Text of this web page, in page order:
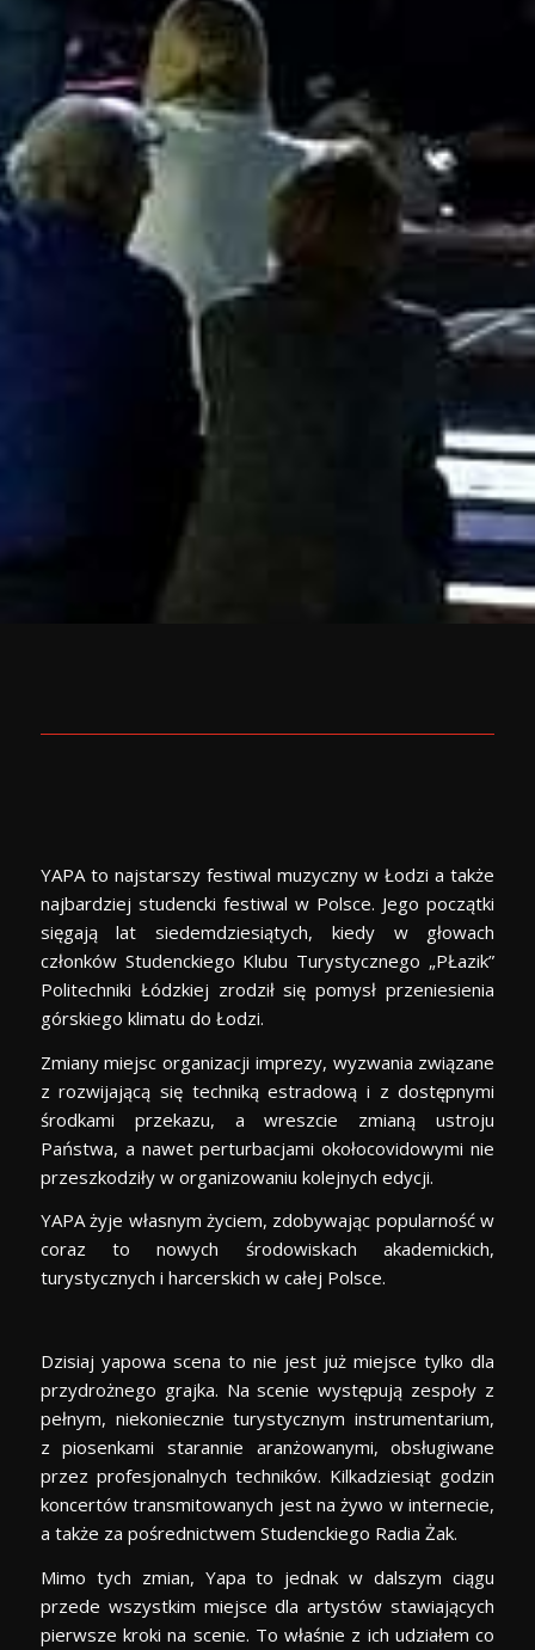
YAPA to najstarszy festiwal muzyczny w Łodzi a także
najbardziej studencki festiwal w Polsce. Jego początki
sięgają lat siedemdziesiątych, kiedy w głowach
członków Studenckiego Klubu Turystycznego „PŁazik”
Politechniki Łódzkiej zrodził się pomysł przeniesienia
górskiego klimatu do Łodzi.
Zmiany miejsc organizacji imprezy, wyzwania związane
z rozwijającą się techniką estradową i z dostępnymi
środkami przekazu, a wreszcie zmianą ustroju
Państwa, a nawet perturbacjami okołocovidowymi nie
przeszkodziły w organizowaniu kolejnych edycji.
YAPA żyje własnym życiem, zdobywając popularność w
coraz to nowych środowiskach akademickich,
turystycznych i harcerskich w całej Polsce.
Dzisiaj yapowa scena to nie jest już miejsce tylko dla
przydrożnego grajka. Na scenie występują zespoły z
pełnym, niekoniecznie turystycznym instrumentarium,
z piosenkami starannie aranżowanymi, obsługiwane
przez profesjonalnych techników. Kilkadziesiąt godzin
koncertów transmitowanych jest na żywo w internecie,
a także za pośrednictwem Studenckiego Radia Żak.
Mimo tych zmian, Yapa to jednak w dalszym ciągu
przede wszystkim miejsce dla artystów stawiających
pierwsze kroki na scenie. To właśnie z ich udziałem co